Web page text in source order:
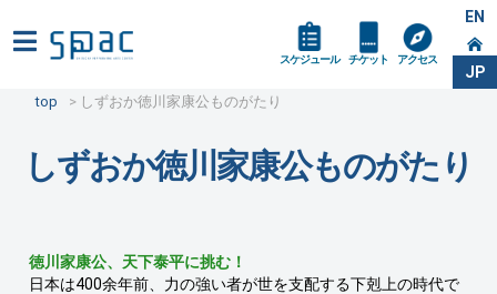
EN
JP
スケジュール チケット アクセス
top しずおか徳川家康公ものがたり
しずおか徳川家康公ものがたり
徳川家康公、天下泰平に挑む！
日本は400余年前、力の強い者が世を支配する下剋上の時代で